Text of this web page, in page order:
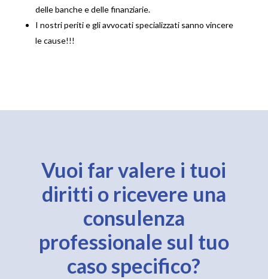
delle banche e delle finanziarie.
I nostri periti e gli avvocati specializzati sanno vincere
le cause!!!
Vuoi far valere i tuoi
diritti o ricevere una
consulenza
professionale sul tuo
caso specifico?